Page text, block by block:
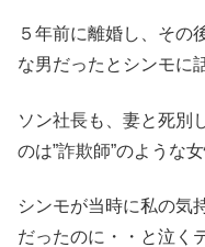
５年前に離婚し、その
な男だったとシンモに
ソン社長も、妻と死別
のは”詐欺師”のような
シンモが当時に私の気
だったのに・・と泣く